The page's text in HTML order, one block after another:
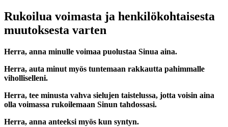
Rukoilua voimasta ja henkilökohtaisesta
muutoksesta varten
Herra, anna minulle voimaa puolustaa Sinua aina.
Herra, auta minut myös tuntemaan rakkautta pahimmalle
viholliselleni.
Herra, tee minusta vahva sielujen taistelussa, jotta voisin aina
olla voimassa rukoilemaan Sinun tahdossasi.
Herra, anna anteeksi myös kun syntyn.